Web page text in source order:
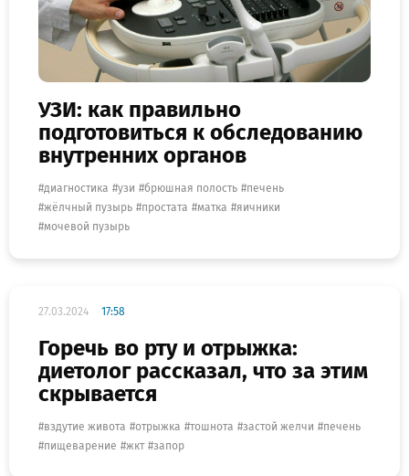
УЗИ: как правильно
подготовиться к обследованию
внутренних органов
диагностика узи брюшная полость
печень
жёлчный пузырь
простата матка
яичники
мочевой пузырь
27.03.2024 17:58
Горечь во рту и отрыжка:
диетолог рассказал, что за этим
скрывается
вздутие живота отрыжка тошнота застой желчи
печень
пищеварение
жкт запор